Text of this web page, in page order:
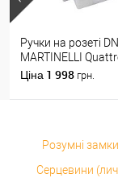
Ручки на розеті
MARTINELLI
ZCS матовий хром
Ціна 1 998 грн.
Розумні
Серцевини